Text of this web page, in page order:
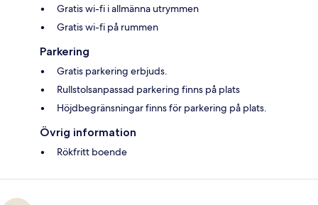
Gratis wi-fi i allmänna utrymmen
Gratis wi-fi på rummen
Parkering
Gratis parkering erbjuds.
Rullstolsanpassad parkering finns på plats
Höjdbegränsningar finns för parkering på plats.
Övrig information
Rökfritt boende